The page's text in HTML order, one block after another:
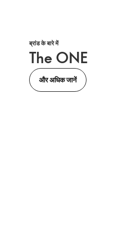
ब्रांड के बारे में
The ONE
और अधिक जानें